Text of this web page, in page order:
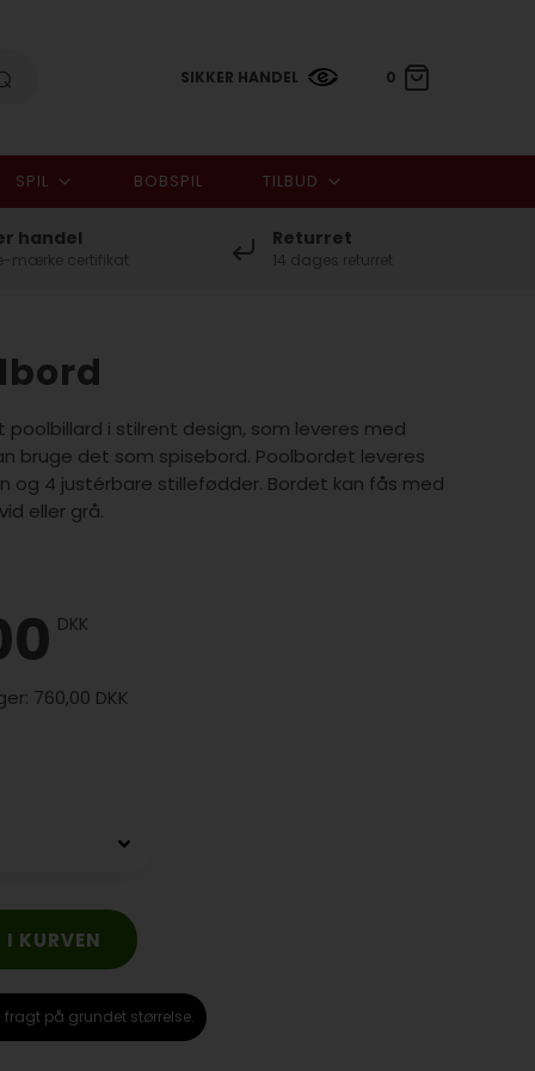
SIKKER HANDEL 0
0,00 DKK
SPIL BOBSPIL TILBUD
handel
mærke certifikat
Returret
14 dages returret
i stilrent design, som leveres med
bruge det som spisebord. Poolbordet leveres
og 4 justérbare stillefødder. Bordet kan fås med
eller grå.
DKK
760,00 DKK
fragt på grundet størrelse.